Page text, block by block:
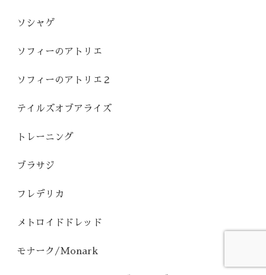
ソシャゲ
ソフィーのアトリエ
ソフィーのアトリエ２
テイルズオブアライズ
トレーニング
ブラサジ
フレデリカ
メトロイドドレッド
モナーク/Monark